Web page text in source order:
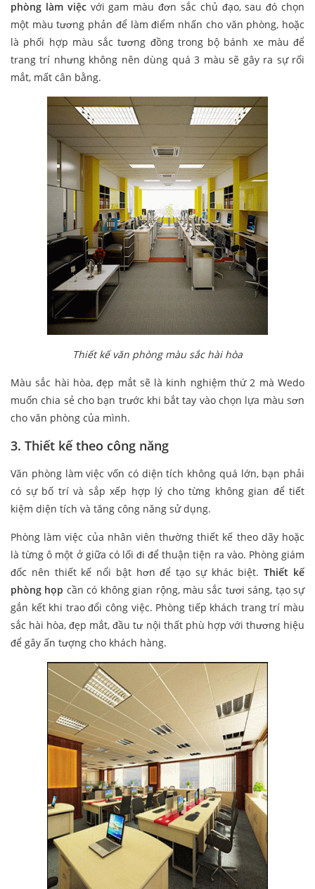
phòng làm việcvới gam màu đơn sắc chủ đạo, sau đó chọn
một màu tương phản để làm điểm nhấn cho văn phòng, hoặc
là phối hợp màu sắc tương đồng trong bộ bánh xe màu để
trang trí nhưng không nên dùng quá 3 màu sẽ gây ra sự rối
mắt, mất cân bằng.
Thiết kế văn phòng màu sắc hài hòa
Màu sắc hài hòa, đẹp mắt sẽ là kinh nghiệm thứ 2 mà Wedo
muốn chia sẻ cho bạn trước khi bắt tay vào chọn lựa màu sơn
cho văn phòng của mình.
3. Thiết kế theo công năng
Văn phòng làm việc vốn có diện tích không quá lớn, bạn phải
có sự bố trí và sắp xếp hợp lý cho từng không gian để tiết
kiệm diện tích và tăng công năng sử dụng.
Phòng làm việc của nhân viên thường thiết kế theo dãy hoặc
là từng ô một ở giữa có lối đi để thuận tiện ra vào. Phòng giám
đốc nên thiết kế nổi bật hơn để tạo sự khác biệt.Thiết kế
phòng họp cần có không gian rộng, màu sắc tươi sáng, tạo sự
gắn kết khi trao đổi công việc. Phòng tiếp khách trang trí màu
sắc hài hòa, đẹp mắt, đầu tư nội thất phù hợp với thương hiệu
để gây ấn tượng cho khách hàng.